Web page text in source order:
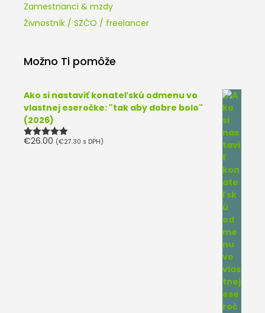
Zamestnanci & mzdy
Živnostník / SZČO / freelancer
Možno Ti pomôže
Ako si nastaviť konateľskú odmenu vo
vlastnej eseročke: "tak aby dobre bolo"
(2026)
Hodnotenie
€26.00 (€27.30 s DPH)